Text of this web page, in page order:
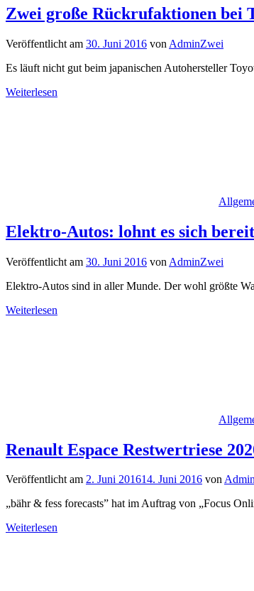
Zwei große Rückrufaktionen bei
Veröffentlicht am 30. Juni 2016 von AdminZwei
Es läuft nicht gut beim japanischen Autohersteller
Weiterlesen
Elektro-Autos: lohnt es sich
Veröffentlicht am 30. Juni 2016 von AdminZwei
Elektro-Autos sind in aller Munde. Der wohl größte
Weiterlesen
Renault Espace Restwertriese
Veröffentlicht am 2. Juni 201614. Juni 2016 von
„bähr & fess forecasts” hat im Auftrag von „Focus
Weiterlesen